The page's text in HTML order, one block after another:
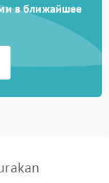
в ближайшее